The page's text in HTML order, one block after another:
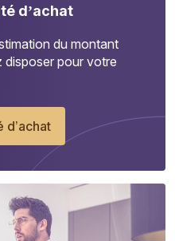
d’achat
du montant
pour votre
d’achat